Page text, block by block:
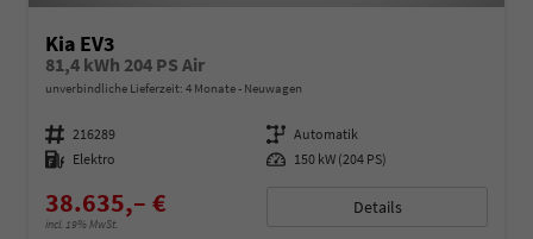
Kia EV3
81,4 kWh 204 PS Air
unverbindliche Lieferzeit: 4 Monate Neuwagen
Fahrzeugnummer 216289 Getriebe Automatik
Kraftstoff Elektro Leistung 150 kW (204 PS)
38.635,– €
incl. 19% MwSt.
Details